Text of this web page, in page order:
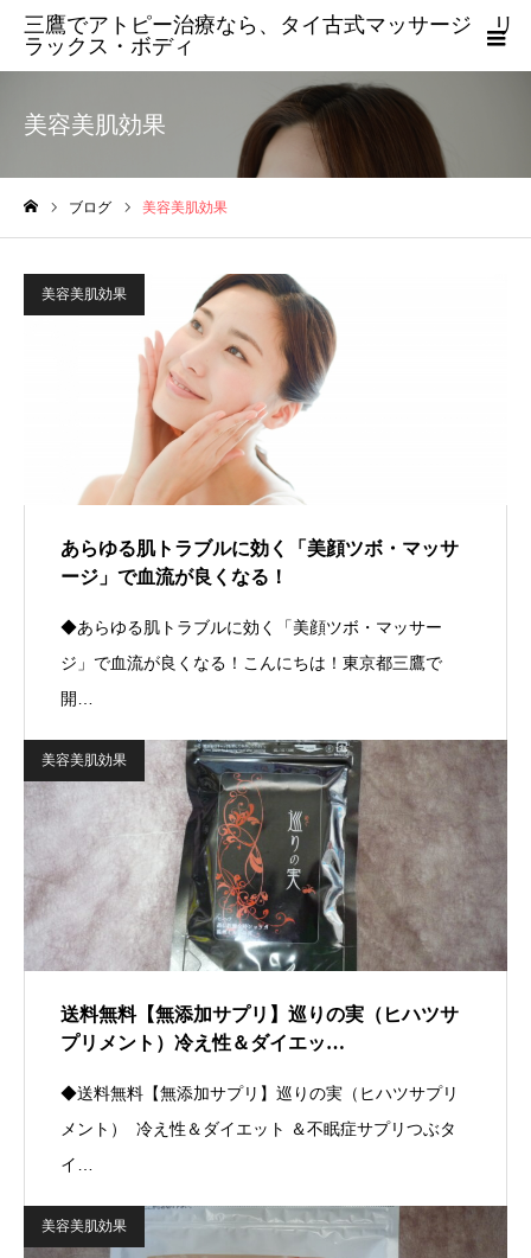
三鷹でアトピー治療なら、タイ古式マッサージ リ
ラックス・ボディ
美容美肌効果
ブログ 美容美肌効果
美容美肌効果
あらゆる肌トラブルに効く「美顔ツボ・マッサ
ージ」で血流が良くなる！
◆あらゆる肌トラブルに効く「美顔ツボ・マッサー
ジ」で血流が良くなる！こんにちは！東京都三鷹で
開…
美容美肌効果
送料無料【無添加サプリ】巡りの実（ヒハツサ
プリメント）冷え性＆ダイエッ…
◆送料無料【無添加サプリ】巡りの実（ヒハツサプリ
メント） 冷え性＆ダイエット ＆不眠症サプリつぶタ
イ…
美容美肌効果